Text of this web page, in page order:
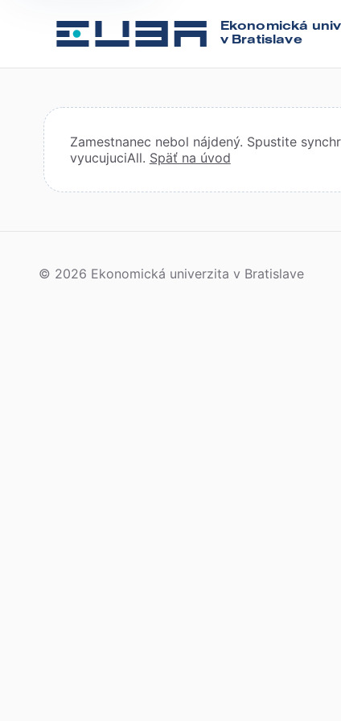
Ekonomická
v Bratislave
Zamestnanec nebol nájdený. Spustite
vyucujuciAll. Späť na úvod
© 2026 Ekonomická univerzita v Bratislave